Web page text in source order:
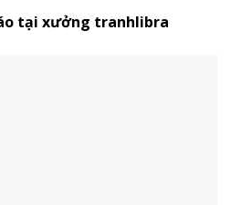
tại xưởng tranhlibra